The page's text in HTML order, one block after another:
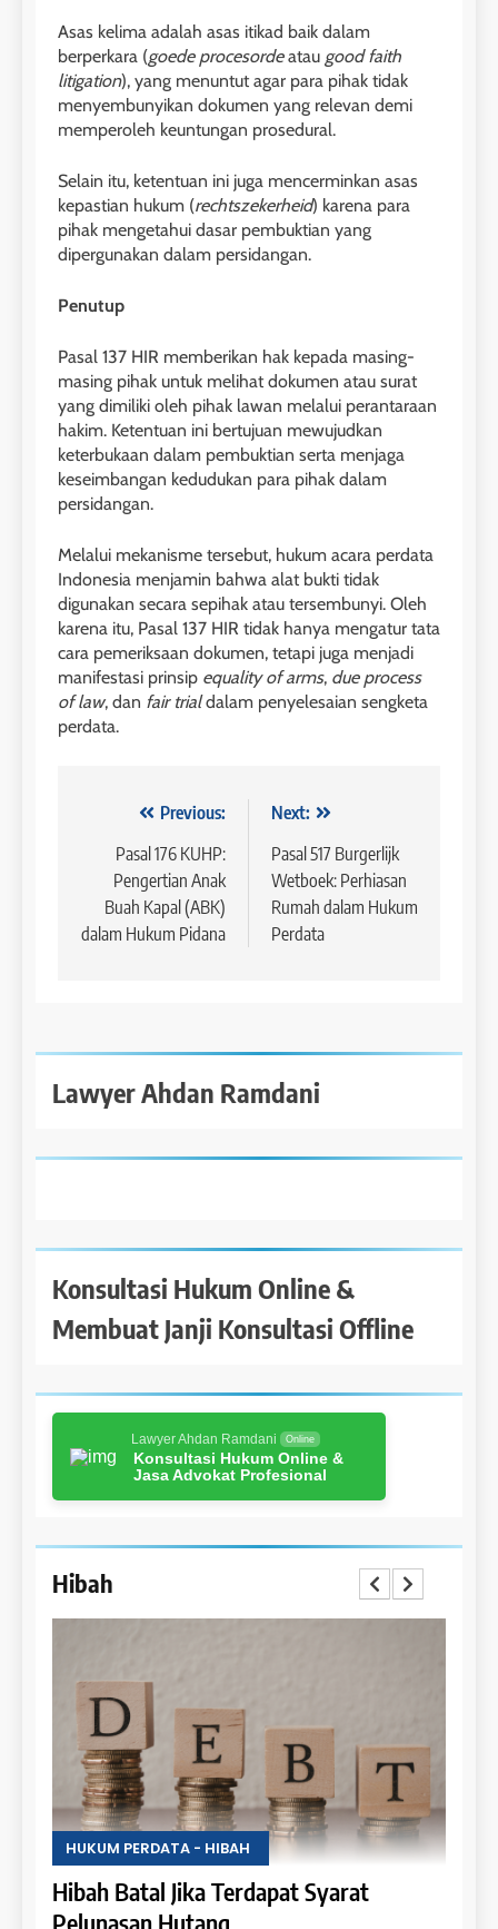
Asas kelima adalah asas itikad baik dalam
berperkara (goede procesordeatau good faith
litigation), yang menuntut agar para pihak tidak
menyembunyikan dokumen yang relevan demi
memperoleh keuntungan prosedural.
Selain itu, ketentuan ini juga mencerminkan asas
kepastian hukum (rechtszekerheid) karena para
pihak mengetahui dasar pembuktian yang
dipergunakan dalam persidangan.
Penutup
Pasal 137 HIR memberikan hak kepada masing-
masing pihak untuk melihat dokumen atau surat
yang dimiliki oleh pihak lawan melalui perantaraan
hakim. Ketentuan ini bertujuan mewujudkan
keterbukaan dalam pembuktian serta menjaga
keseimbangan kedudukan para pihak dalam
persidangan.
Melalui mekanisme tersebut, hukum acara perdata
Indonesia menjamin bahwa alat bukti tidak
digunakan secara sepihak atau tersembunyi. Oleh
karena itu, Pasal 137 HIR tidak hanya mengatur tata
cara pemeriksaan dokumen, tetapi juga menjadi
manifestasi prinsip equality of arms, due process
of law, dan fair trialdalam penyelesaian sengketa
perdata.
Navigasi
pos
Previous:
Pasal 176 KUHP:
Pengertian Anak
Buah Kapal (ABK)
dalam Hukum Pidana
Next:
Pasal 517 Burgerlijk
Wetboek: Perhiasan
Rumah dalam Hukum
Perdata
Lawyer Ahdan Ramdani
Konsultasi Hukum Online &
Membuat Janji Konsultasi Offline
Lawyer Ahdan Ramdani Online
Konsultasi Hukum Online &
Jasa Advokat Profesional
Hibah
HUKUM PERDATA - HIBAH
Hak Penghibah untuk Menikmati Hasil
Objek Hibah